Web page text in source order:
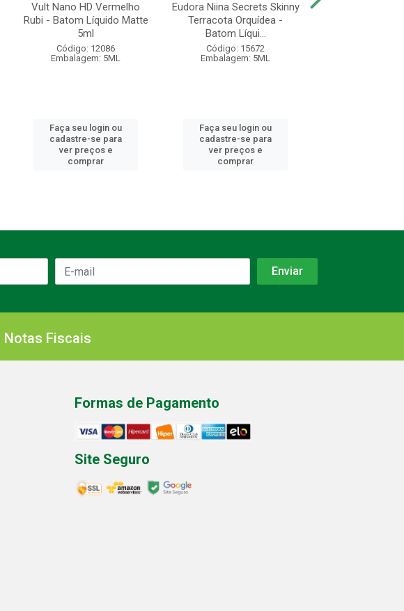
Vult Nano HD Vermelho
Rubi - Batom Líquido Matte
5ml
Código: 12086
Embalagem: 5ML
Faça seu login ou
cadastre-se para
ver preços e
comprar
Eudora Niina Secrets Skinny
Terracota Orquídea -
Batom Líqui...
Código: 15672
Embalagem: 5ML
Faça seu login ou
cadastre-se para
ver preços e
comprar
Notas Fiscais
Formas de Pagamento
Site Seguro